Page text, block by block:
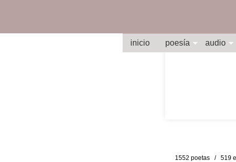
inicio poesía audio
1552 poetas / 519